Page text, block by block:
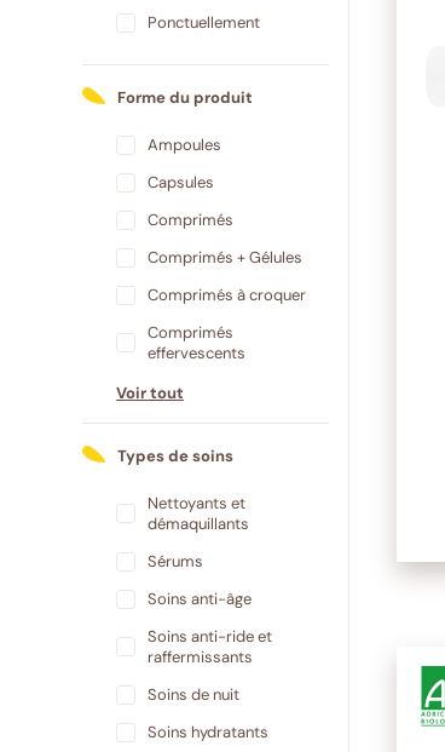
Ponctuellement
Forme du produit
Ampoules
Capsules
Comprimés
Comprimés + Gélules
Comprimés à croquer
Comprimés
effervescents
Voir tout
Types de soins
Nettoyants et
démaquillants
Sérums
Soins anti-âge
Soins anti-ride et
raffermissants
Soins de nuit
Soins hydratants